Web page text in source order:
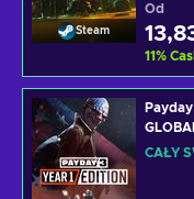
Steam
Od
11%
CAŁY